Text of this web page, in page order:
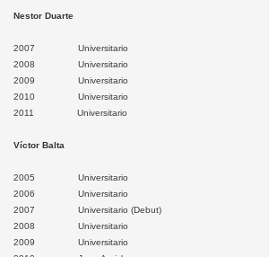
Nestor Duarte
2007 Universitario
2008 Universitario
2009 Universitario
2010 Universitario
2011 Universitario
Víctor Balta
2005 Universitario
2006 Universitario
2007 Universitario (Debut)
2008 Universitario
2009 Universitario